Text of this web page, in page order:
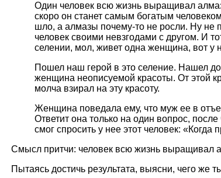
Один человек всю жизнь выращивал
скоро он станет самым богатым
шло, а алмазы почему-то не росли. Ну не
человек своими невзгодами с другом. И
селении, мол, живет одна женщина, вот у
Пошел наш герой в это селение. Нашел
женщина неописуемой красоты. От этой
молча взирал на эту красоту.
Женщина поведала ему, что муж ее в
Ответит она только на один вопрос,
смог спросить у нее этот человек: «Когда
Смысл притчи: человек всю жизнь выращивал
Пытаясь достичь результата, выясни, чего же